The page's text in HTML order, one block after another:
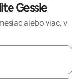
Gessie
alebo viac, v
si ich prechádzať